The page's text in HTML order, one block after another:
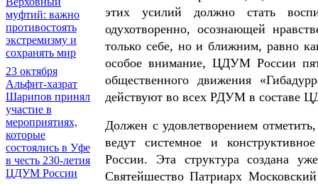
муфтий: важно
противостоять
экстремизму и
сохранять мир
23 октября
Альфит-хазрат
Шарипов принял
участие в
мероприятиях,
которые
состоялись в Уфе
в честь 230-летия
ЦДУМ России
этих усилий должно стать
одухотворенно, осознающей
только себе, но и ближним, равно
особое внимание, ЦДУМ России
общественного движения
действуют во всех РДУМ в составе
Должен с удовлетворением
ведут системное и
России. Эта структура создана
Святейшество Патриарх